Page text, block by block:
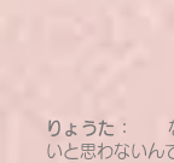
りょうた：
いと思わないん